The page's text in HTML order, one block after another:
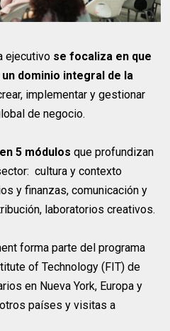
ejecutivo se focaliza en que
dominio integral de la
implementar y gestionar
de negocio.
5 módulos que profundizan
cultura y contexto
y finanzas, comunicación y
laboratorios creativos.
forma parte del programa
of Technology (FIT) de
en Nueva York, Europa y
países y visitas a